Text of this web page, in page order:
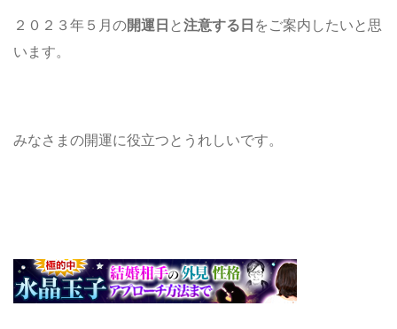
２０２３年５月の開運日 と注意する日 をご案内したいと思
います。
みなさまの開運に役立つとうれしいです。